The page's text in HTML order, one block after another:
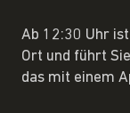
Ab 12:30 Uhr
Ort und führt
das mit einem